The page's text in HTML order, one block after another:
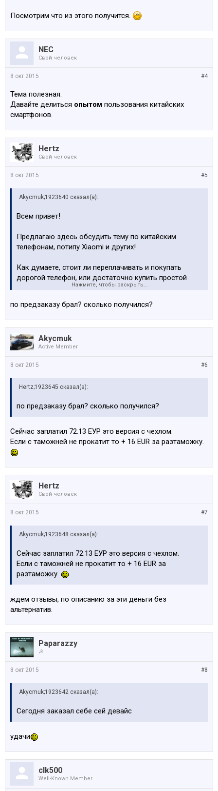
Посмотрим что из этого получится.
NEC
Свой человек
#4
8 окт 2015
Тема полезная.
Давайте делиться опытом пользования китайских
смартфонов.
Hertz
Свой человек
#5
8 окт 2015
Akycmuk;1923640 сказал(а):
Всем привет!
Предлагаю здесь обсудить тему по китайским
телефонам, потипу Xiaomi и других!
Как думаете, стоит ли переплачивать и покупать
дорогой телефон, или достаточно купить простой
китайский телефон?
Попользовался недавно телефоном Xiaomi Redmi
Note 2.
Оставляет исключительно положительные эмоции!
А из вас кто нибудь покупал/пользуется подобного
Давайте обсудим!
Нажмите, чтобы раскрыть...
по предзаказу брал? сколько получился?
Akycmuk
Active Member
#6
8 окт 2015
Hertz;1923645 сказал(а):
по предзаказу брал? сколько получился?
Сейчас заплатил 72.13 ЕУР это версия с чехлом.
Если с таможней не прокатит то + 16 EUR за разтаможку.
Hertz
Свой человек
#7
8 окт 2015
Akycmuk;1923648 сказал(а):
Сейчас заплатил 72.13 ЕУР это версия с чехлом.
Если с таможней не прокатит то + 16 EUR за
разтаможку.
ждем отзывы, по описанию за эти деньги без
альтернатив.
Paparazzy
☭
#8
8 окт 2015
Akycmuk;1923642 сказал(а):
Сегодня заказал себе сей девайс
удачи
clk500
Well-Known Member